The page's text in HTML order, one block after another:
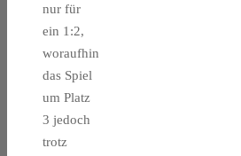
nur für
ein 1:2,
woraufhin
das Spiel
um Platz
3 jedoch
trotz